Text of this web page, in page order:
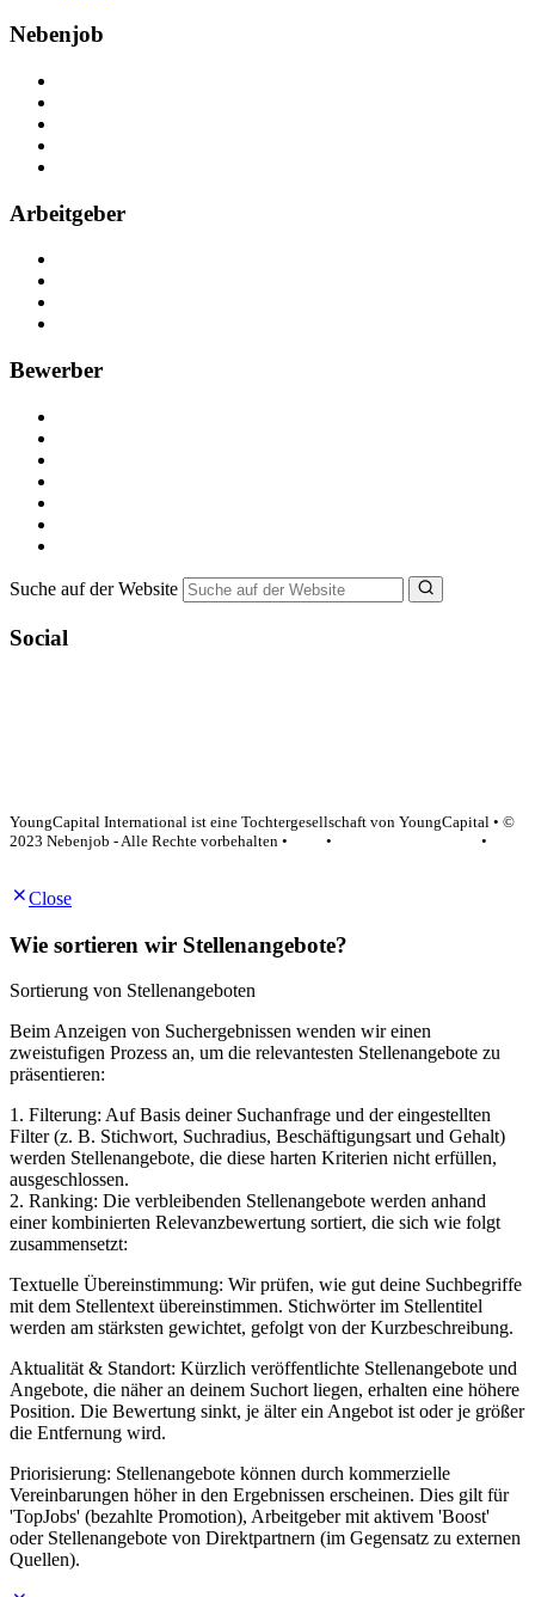
Nebenjob
Arbeitgeber
Bewerber
Suche auf der Website
Social
YoungCapital International ist eine Tochtergesellschaft von YoungCapital • ©
2023 Nebenjob - Alle Rechte vorbehalten •
•
•
Close
Wie sortieren wir Stellenangebote?
Sortierung von Stellenangeboten
Beim Anzeigen von Suchergebnissen wenden wir einen
zweistufigen Prozess an, um die relevantesten Stellenangebote zu
präsentieren:
1. Filterung: Auf Basis deiner Suchanfrage und der eingestellten
Filter (z. B. Stichwort, Suchradius, Beschäftigungsart und Gehalt)
werden Stellenangebote, die diese harten Kriterien nicht erfüllen,
ausgeschlossen.
2. Ranking: Die verbleibenden Stellenangebote werden anhand
einer kombinierten Relevanzbewertung sortiert, die sich wie folgt
zusammensetzt:
Textuelle Übereinstimmung: Wir prüfen, wie gut deine Suchbegriffe
mit dem Stellentext übereinstimmen. Stichwörter im Stellentitel
werden am stärksten gewichtet, gefolgt von der Kurzbeschreibung.
Aktualität & Standort: Kürzlich veröffentlichte Stellenangebote und
Angebote, die näher an deinem Suchort liegen, erhalten eine höhere
Position. Die Bewertung sinkt, je älter ein Angebot ist oder je größer
die Entfernung wird.
Priorisierung: Stellenangebote können durch kommerzielle
Vereinbarungen höher in den Ergebnissen erscheinen. Dies gilt für
'TopJobs' (bezahlte Promotion), Arbeitgeber mit aktivem 'Boost'
oder Stellenangebote von Direktpartnern (im Gegensatz zu externen
Quellen).